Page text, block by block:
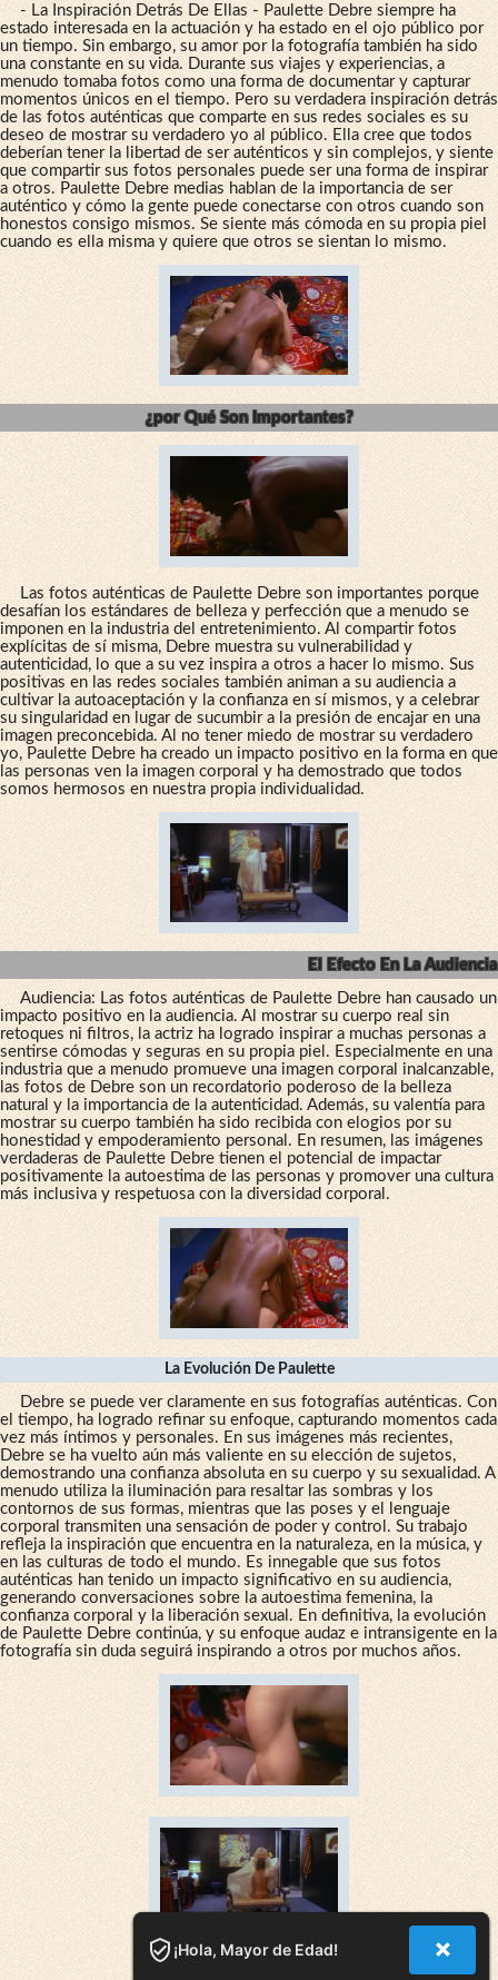
- La Inspiración Detrás De Ellas - Paulette Debre siempre ha
estado interesada en la actuación y ha estado en el ojo público por
un tiempo. Sin embargo, su amor por la fotografía también ha sido
una constante en su vida. Durante sus viajes y experiencias, a
menudo tomaba fotos como una forma de documentar y capturar
momentos únicos en el tiempo. Pero su verdadera inspiración detrás
de las fotos auténticas que comparte en sus redes sociales es su
deseo de mostrar su verdadero yo al público. Ella cree que todos
deberían tener la libertad de ser auténticos y sin complejos, y siente
que compartir sus fotos personales puede ser una forma de inspirar
a otros. Paulette Debre medias hablan de la importancia de ser
auténtico y cómo la gente puede conectarse con otros cuando son
honestos consigo mismos. Se siente más cómoda en su propia piel
cuando es ella misma y quiere que otros se sientan lo mismo.
¿por Qué Son Importantes?
Las fotos auténticas de Paulette Debre son importantes porque
desafían los estándares de belleza y perfección que a menudo se
imponen en la industria del entretenimiento. Al compartir fotos
explícitas de sí misma, Debre muestra su vulnerabilidad y
autenticidad, lo que a su vez inspira a otros a hacer lo mismo. Sus
positivas en las redes sociales también animan a su audiencia a
cultivar la autoaceptación y la confianza en sí mismos, y a celebrar
su singularidad en lugar de sucumbir a la presión de encajar en una
imagen preconcebida. Al no tener miedo de mostrar su verdadero
yo, Paulette Debre ha creado un impacto positivo en la forma en que
las personas ven la imagen corporal y ha demostrado que todos
somos hermosos en nuestra propia individualidad.
El Efecto En La Audiencia
Audiencia: Las fotos auténticas de Paulette Debre han causado un
impacto positivo en la audiencia. Al mostrar su cuerpo real sin
retoques ni filtros, la actriz ha logrado inspirar a muchas personas a
sentirse cómodas y seguras en su propia piel. Especialmente en una
industria que a menudo promueve una imagen corporal inalcanzable,
las fotos de Debre son un recordatorio poderoso de la belleza
natural y la importancia de la autenticidad. Además, su valentía para
mostrar su cuerpo también ha sido recibida con elogios por su
honestidad y empoderamiento personal. En resumen, las imágenes
verdaderas de Paulette Debre tienen el potencial de impactar
positivamente la autoestima de las personas y promover una cultura
más inclusiva y respetuosa con la diversidad corporal.
La Evolución De Paulette
Debre se puede ver claramente en sus fotografías auténticas. Con
el tiempo, ha logrado refinar su enfoque, capturando momentos cada
vez más íntimos y personales. En sus imágenes más recientes,
Debre se ha vuelto aún más valiente en su elección de sujetos,
demostrando una confianza absoluta en su cuerpo y su sexualidad. A
menudo utiliza la iluminación para resaltar las sombras y los
contornos de sus formas, mientras que las poses y el lenguaje
corporal transmiten una sensación de poder y control. Su trabajo
refleja la inspiración que encuentra en la naturaleza, en la música, y
en las culturas de todo el mundo. Es innegable que sus fotos
auténticas han tenido un impacto significativo en su audiencia,
generando conversaciones sobre la autoestima femenina, la
confianza corporal y la liberación sexual. En definitiva, la evolución
de Paulette Debre continúa, y su enfoque audaz e intransigente en la
fotografía sin duda seguirá inspirando a otros por muchos años.
¡Hola, Mayor de Edad!